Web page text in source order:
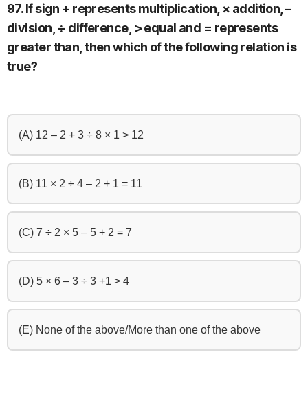
97. If sign + represents multiplication, × addition, –
division, ÷ difference, > equal and = represents
greater than, then which of the following relation is
true?
(A) 12 – 2 + 3 ÷ 8 × 1 > 12
(B) 11 × 2 ÷ 4 – 2 + 1 = 11
(C) 7 ÷ 2 × 5 – 5 + 2 = 7
(D) 5 × 6 – 3 ÷ 3 +1 > 4
(E) None of the above/More than one of the above